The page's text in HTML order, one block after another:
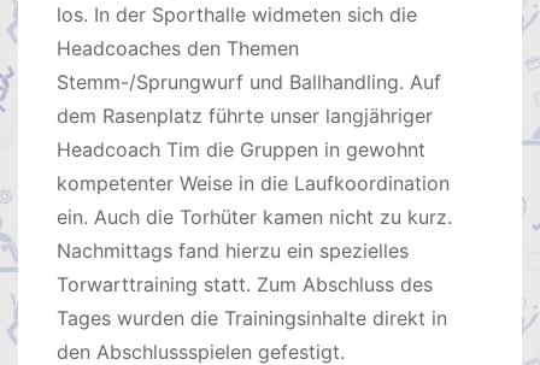
los. In der Sporthalle widmeten sich die
Headcoaches den Themen
Stemm-/Sprungwurf und Ballhandling. Auf
dem Rasenplatz führte unser langjähriger
Headcoach Tim die Gruppen in gewohnt
kompetenter Weise in die Laufkoordination
ein. Auch die Torhüter kamen nicht zu kurz.
Nachmittags fand hierzu ein spezielles
Torwarttraining statt. Zum Abschluss des
Tages wurden die Trainingsinhalte direkt in
den Abschlussspielen gefestigt.